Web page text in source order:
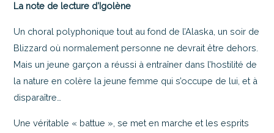
La note de lecture d’Igolène
Un choral polyphonique tout au fond de l’Alaska, un soir de
Blizzard où normalement personne ne devrait être dehors.
Mais un jeune garçon a réussi à entraîner dans l’hostilité de
la nature en colère la jeune femme qui s’occupe de lui, et à
disparaître…
Une véritable « battue », se met en marche et les esprits